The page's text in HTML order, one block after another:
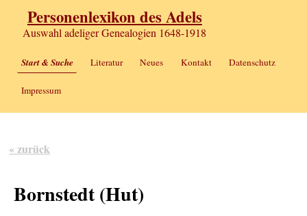
Personenlexikon des Adels
Auswahl adeliger Genealogien 1648-1918
Start & Suche Literatur Neues Kontakt Datenschutz
Impressum
« zurück
Bornstedt (Hut)